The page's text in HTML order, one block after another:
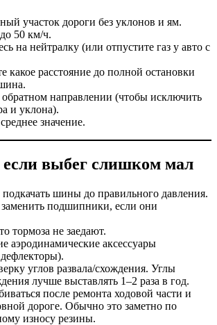
участок дороги без уклонов и ям.
50 км/ч.
на нейтралку (или отпустите газ у авто с
какое расстояние до полной остановки
направлении (чтобы исключить
и уклона).
значение.
если выбег слишком мал
шины до правильного давления.
подшипники, если они
тормоза не заедают.
аэродинамические аксессуары
углов развала/схождения. Углы
лучше выставлять 1–2 раза в год.
после ремонта ходовой части и
дороге. Обычно это заметно по
износу резины.